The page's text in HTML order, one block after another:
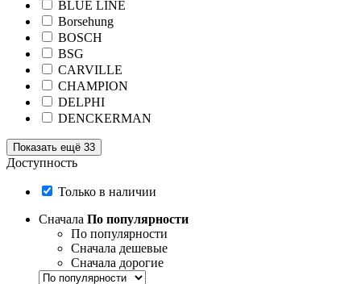
BLUE LINE
Borsehung
BOSCH
BSG
CARVILLE
CHAMPION
DELPHI
DENCKERMAN
Показать ещё 33
Доступность
Только в наличии
Сначала По популярности
По популярности
Сначала дешевые
Сначала дорогие